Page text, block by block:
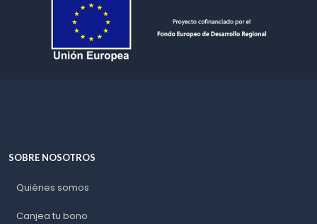
SOBRE NOSOTROS
Quiénes somos
Canjea tu bono